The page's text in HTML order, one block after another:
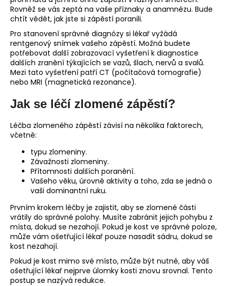
Rovněž se vás zeptá na vaše příznaky a anamnézu. Bude
chtít vědět, jak jste si zápěstí poranili.
Pro stanovení správné diagnózy si lékař vyžádá
rentgenový snímek vašeho zápěstí. Možná budete
potřebovat další zobrazovací vyšetření k diagnostice
dalších zranění týkajících se vazů, šlach, nervů a svalů.
Mezi tato vyšetření patří CT (počítačová tomografie)
nebo MRI (magnetická rezonance).
Jak se léčí zlomené zápěstí?
Léčba zlomeného zápěstí závisí na několika faktorech,
včetně:
typu zlomeniny.
Závažnosti zlomeniny.
Přítomnosti dalších poranění.
Vašeho věku, úrovně aktivity a toho, zda se jedná o
vaši dominantní ruku.
Prvním krokem léčby je zajistit, aby se zlomené části
vrátily do správné polohy. Musíte zabránit jejich pohybu z
místa, dokud se nezahojí. Pokud je kost ve správné poloze,
může vám ošetřující lékař pouze nasadit sádru, dokud se
kost nezahojí.
Pokud je kost mimo své místo, může být nutné, aby váš
ošetřující lékař nejprve úlomky kosti znovu srovnal. Tento
postup se nazývá redukce.